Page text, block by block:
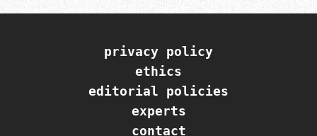
privacy policy
ethics
editorial policies
experts
contact